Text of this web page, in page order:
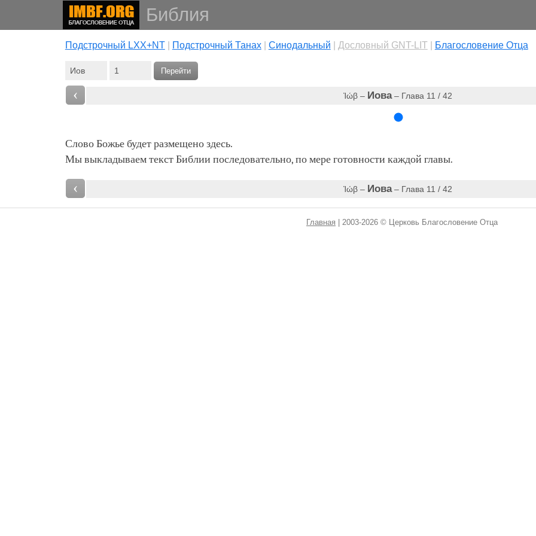
Библия
Подстрочный LXX+NT| Подстрочный Танах| Cинодальный Дословный GNT-LIT| Благословение Отца
Перейти
‹ Ἰώβ – Иова– Глава 11 / 42
Слово Божье будет размещено здесь.
Мы выкладываем текст Библии последовательно, по мере готовности каждой главы.
‹ Ἰώβ – Иова– Глава 11 / 42
Главная | 2003-2026 © Церковь Благословение Отца